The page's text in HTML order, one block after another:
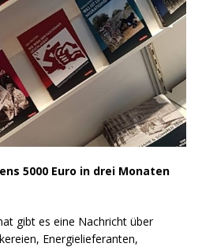
5000 Euro in drei Monaten
gibt es eine Nachricht über
Energielieferanten,